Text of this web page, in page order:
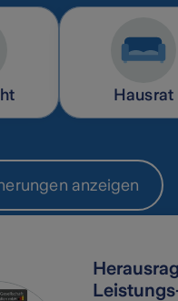
Hausrat
anzeigen